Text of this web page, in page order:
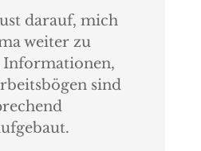
darauf, mich
weiter zu
Informationen,
sind